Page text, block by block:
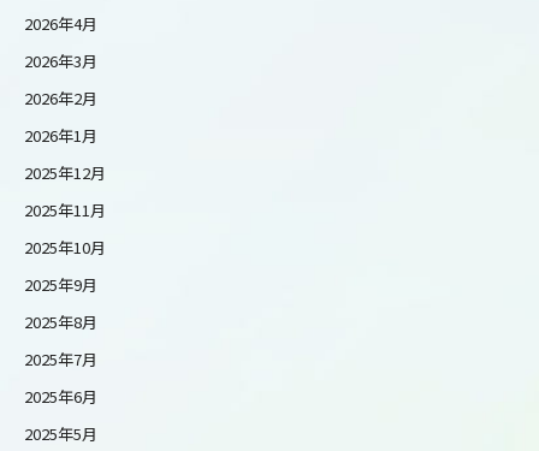
2026年4月
2026年3月
2026年2月
2026年1月
2025年12月
2025年11月
2025年10月
2025年9月
2025年8月
2025年7月
2025年6月
2025年5月